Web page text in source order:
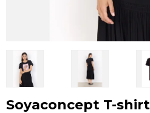
Soyaconcept T-shirt